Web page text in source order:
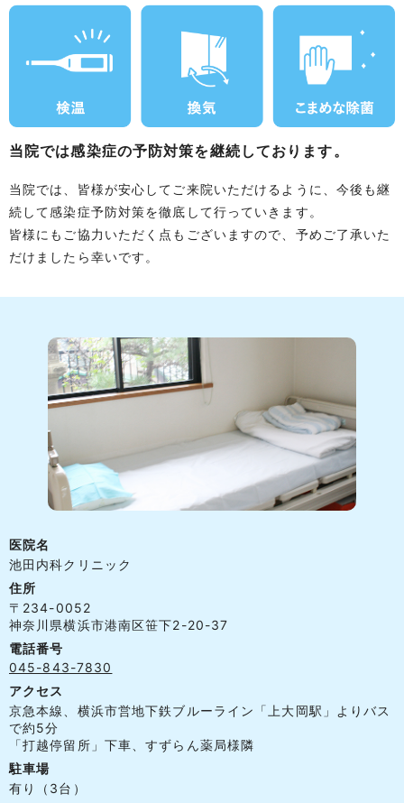
当院では感染症の予防対策を継続しております。
当院では、皆様が安心してご来院いただけるように、今後も継
続して感染症予防対策を徹底して行っていきます。
皆様にもご協力いただく点もございますので、予めご了承いた
だけましたら幸いです。
医院名
池田内科クリニック
住所
〒234-0052
神奈川県横浜市港南区笹下2-20-37
電話番号
045-843-7830
アクセス
京急本線、横浜市営地下鉄ブルーライン「上大岡駅」よりバス
で約5分
「打越停留所」下車、すずらん薬局様隣
駐車場
有り（3台）